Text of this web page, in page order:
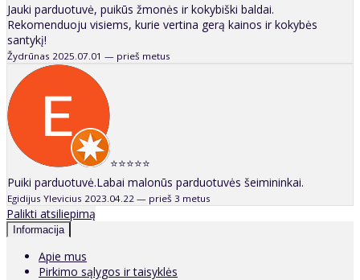
Jauki parduotuvė, puikūs žmonės ir kokybiški baldai.
Rekomenduoju visiems, kurie vertina gerą kainos ir kokybės
santykį!
Žydrūnas 2025.07.01 — prieš metus
⭐⭐⭐⭐⭐
Puiki parduotuvė.Labai malonūs parduotuvės šeimininkai.
Egidijus Ylevicius 2023.04.22 — prieš 3 metus
Palikti atsiliepimą
Informacija
Apie mus
Pirkimo sąlygos ir taisyklės